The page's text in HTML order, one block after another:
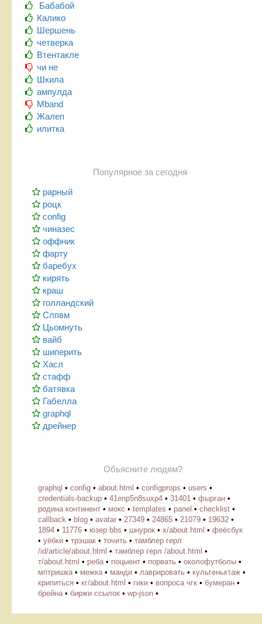
Бабабой
Калико
Шершень
четверка
Втентакле
чи не
Шкила
ампулда
Mband
Жалеп
илитка
Популярное за сегодня
рарный
роцк
config
чиназес
оффник
фарту
баребух
кирять
краш
голландский
Слпвм
Цьомнуть
вайб
шиперить
Хасл
стафф
батявка
Габелла
graphql
дрейнер
Обьясните людям?
graphql • config • about.html • configprops • users •
credentials-backup • 41enp5n8suxp4 • 31401 • фырган •
родина континент • мокс • templates • panel • checklist •
callback • blog • avatar • 27349 • 24865 • 21079 • 19632 •
1894 • 11776 • юзер bbs • шнурок • х/about.html • феёсбук
• уёбки • трэшак • точить • тамблер герл
/id/article/about.html • тамблер герл /about.html •
т/about.html • реба• поцыент • порвать • околофутболы •
мптришка• межка• манди • лаврировать • кульгеньктаж •
крипиться • кг/about.html • гики • вопроса чгк • бумеран •
брейна• биржи ссылок • wp-json •